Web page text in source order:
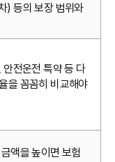
) 등의 보장 범위와
안전운전 특약 등 다
을 꼼꼼히 비교해야
액을 높이면 보험